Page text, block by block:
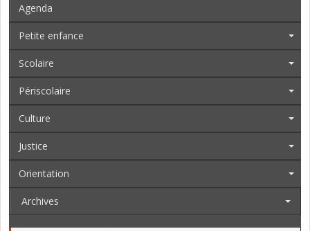
Agenda
Petite enfance
Scolaire
Périscolaire
Culture
Justice
Orientation
Archives